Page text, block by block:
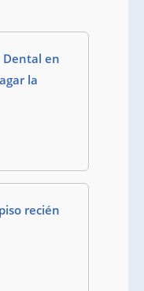
Dental en
la
recién